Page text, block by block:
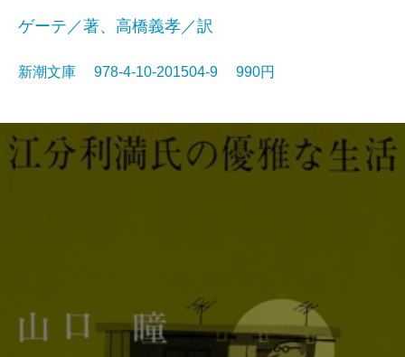
ゲーテ／著、高橋義孝／訳
新潮文庫 978-4-10-201504-9 990円